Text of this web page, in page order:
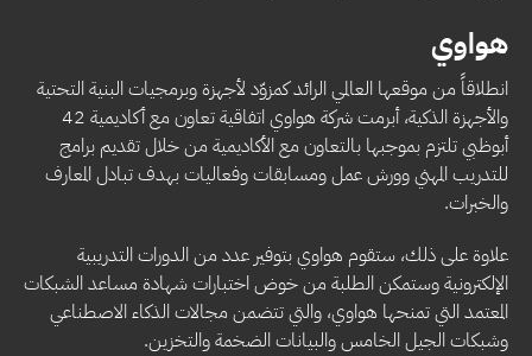
هواوي
انطلاقاً من موقعها العالمي الرائد كمزوّد لأجهزة وبرمجيات البنية التحتية
والأجهزة الذكية، أبرمت شركة هواوي اتفاقية تعاون مع أكاديمية 42
أبوظبي تلتزم بموجبها بالتعاون مع الأكاديمية من خلال تقديم برامج
للتدريب المهني وورش عمل ومسابقات وفعاليات بهدف تبادل المعارف
والخبرات.
علاوة على ذلك، ستقوم هواوي بتوفير عدد من الدورات التدريبية
الإلكترونية وستمكن الطلبة من خوض اختبارات شهادة مساعد الشبكات
المعتمد التي تمنحها هواوي، والتي تتضمن مجالات الذكاء الاصطناعي
وشبكات الجيل الخامس والبيانات الضخمة والتخزين.